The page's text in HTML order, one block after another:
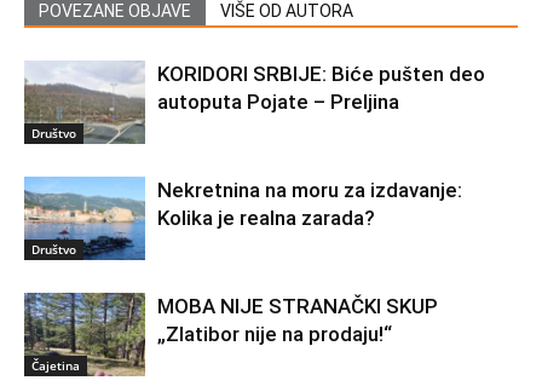
POVEZANE OBJAVE VIŠE OD AUTORA
Društvo
KORIDORI SRBIJE: Biće pušten deo
autoputa Pojate – Preljina
Društvo
Nekretnina na moru za izdavanje:
Kolika je realna zarada?
Čajetina
MOBA NIJE STRANAČKI SKUP
„Zlatibor nije na prodaju!“